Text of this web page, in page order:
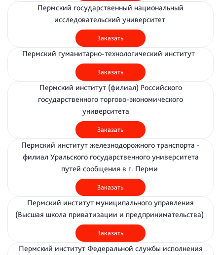
Пермский государственный национальный
исследовательский университет
Заказать
Пермский гуманитарно-технологический институт
Заказать
Пермский институт (филиал) Российского
государственного торгово-экономического
университета
Заказать
Пермский институт железнодорожного транспорта -
филиал Уральского государственного университета
путей сообщения в г. Перми
Заказать
Пермский институт муниципального управления
(Высшая школа приватизации и предпринимательства)
Заказать
Пермский институт Федеральной службы исполнения